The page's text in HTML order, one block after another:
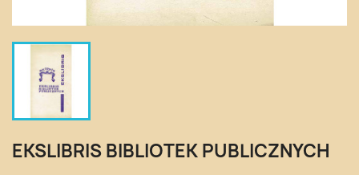
EKSLIBRIS BIBLIOTEK PUBLICZNYCH